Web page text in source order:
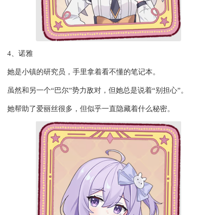
4、诺雅
她是小镇的研究员，手里拿着看不懂的笔记本。
虽然和另一个“巴尔”势力敌对，但她总是说着“别担心”。
她帮助了爱丽丝很多，但似乎一直隐藏着什么秘密。